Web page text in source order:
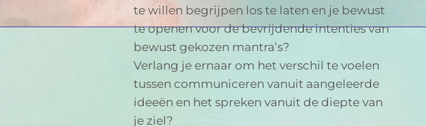
te willen begrijpen los te laten en je bewust
te openen voor de bevrijdende intenties van
bewust gekozen mantra’s?
Verlang je ernaar om het verschil te voelen
tussen communiceren vanuit aangeleerde
ideeën en het spreken vanuit de diepte van
je ziel?